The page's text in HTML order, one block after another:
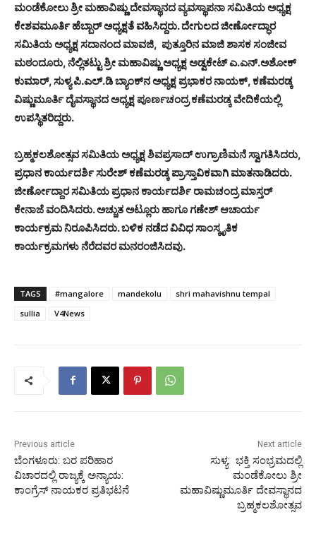
ಮಂಡೆಕೋಲು ಶ್ರೀ ಮಹಾವಿಷ್ಣು ದೇವಸ್ಥಾನದ ವ್ಯವಸ್ಥಾಪನಾ ಸಮಿತಿಯ ಅಧ್ಯಕ್ಷ
ಕೇಶವಮೂರ್ತಿ ಹೆಬ್ಬಾರ್ ಅಧ್ಯಕ್ಷತೆ ವಹಿಸಿದ್ದರು. ದೇಗುಲದ ಜೀರ್ಣೋದ್ಧಾರ
ಸಮಿತಿಯ ಅಧ್ಯಕ್ಷ ಸದಾನಂದ ಮಾವಜಿ, ಪುತ್ತೂರಿನ ಮಾಜಿ ಶಾಸಕ ಸಂಜೀವ
ಮಠಂದೂರು, ನೆಲ್ಲಿತಟ್ಟು ಶ್ರೀ ಮಹಾವಿಷ್ಣು ಅಧ್ಯಕ್ಷ ಅಡ್ವಕೇಟ್ ಎ.ಎನ್.ಅಶೋಕ್
ಕುಮಾರ್, ಸುಳ್ಯ ಪಿ.ಎಲ್.ಡಿ ಬ್ಯಾಂಕ್‌ನ ಅಧ್ಯಕ್ಷ ಪ್ರಭಾಕರ ನಾಯಕ್, ಕಣೆಮರಡ್ಕ
ವಿಷ್ಣುಮೂರ್ತಿ ದೈವಸ್ಥಾನದ ಅಧ್ಯಕ್ಷ ಪೂರ್ಣಚಂದ್ರ ಕಣೆಮರಡ್ಕ ವೇದಿಕೆಯಲ್ಲಿ
ಉಪಸ್ಥಿತರಿದ್ದರು.
ಬ್ರಹ್ಮಕಲಶೋತ್ಸವ ಸಮಿತಿಯ ಅಧ್ಯಕ್ಷ ಶಿವಪ್ರಸಾದ್ ಉಗ್ರಾಣಿಮನೆ ಸ್ವಾಗತಿಸಿದರು,
ಪ್ರಧಾನ ಕಾರ್ಯದರ್ಶಿ ಸುರೇಶ್ ಕಣೆಮರಡ್ಕ ಪ್ರಾಸ್ತಾವಿಕವಾಗಿ ಮಾತನಾಡಿದರು.
ಜೀರ್ಣೋದ್ದಾರ ಸಮಿತಿಯ ಪ್ರಧಾನ ಕಾರ್ಯದರ್ಶಿ ರಾಮಚಂದ್ರ ಮಾಸ್ತರ್
ಕೇನಾಜೆ ವಂದಿಸಿದರು. ಅಚ್ಚುತ ಅಟ್ಲೂರು ಹಾಗೂ ಗಣೇಶ್ ಆಚಾರ್ಯ
ಕಾರ್ಯಕ್ರಮ ನಿರೂಪಿಸಿದರು. ಬಳಿಕ ನಡೆದ ವಿವಿಧ ಸಾಂಸ್ಕೃತಿಕ
ಕಾರ್ಯಕ್ರಮಗಳು ನೆರೆದವರ ಮನರಂಜಿಸಿದವು.
TAGS #mangalore mandekolu
shri mahavishnu tempal
sullia
V4News
Previous article
ಬೆಂಗಳೂರು: ಬರ ಪರಿಹಾರ
ವಿಚಾರದಲ್ಲಿ ರಾಜ್ಯಕ್ಕೆ ಅನ್ಯಾಯ:
ಕಾಂಗ್ರೆಸ್ ನಾಯಕರ ಪ್ರತಿಭಟನೆ
Next article
ಸುಳ್ಯ: ಭಕ್ತಿ ಸಂಭ್ರಮದಲ್ಲಿ
ಮಂಡೆಕೋಲು ಶ್ರೀ
ಮಹಾವಿಷ್ಣುಮೂರ್ತಿ ದೇವಸ್ಥಾನದ
ಬ್ರಹ್ಮಕಲಶೋತ್ಸವ